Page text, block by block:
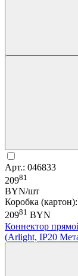
Арт.: 046833
20981
BYN/шт
Коробка
20981 BYN
Коннектор
(Arlight, IP20